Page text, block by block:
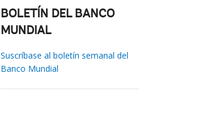
BOLETÍN DEL BANCO
MUNDIAL
Suscríbase al boletín semanal del
Banco Mundial